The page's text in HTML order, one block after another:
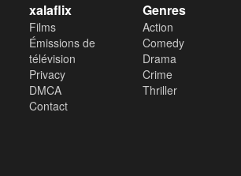
xalaflix
Films
Émissions de
télévision
Privacy
DMCA
Contact
Genres
Action
Comedy
Drama
Crime
Thriller